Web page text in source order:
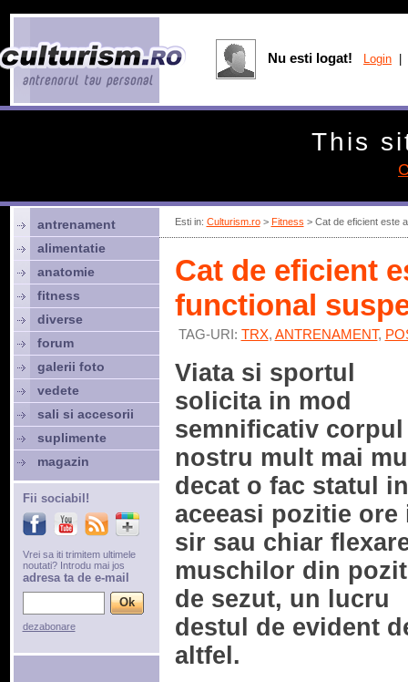
Esti in: Culturism.ro> Fitness > Cat de eficient este
Cat de eficient
functional
TAG-URI: TRX, ANTRENAMENT,
Viata si sportul
solicita in mod
semnificativ corpul
nostru mult mai
decat o fac statul in
aceeasi pozitie ore
sir sau chiar
muschilor din
de sezut, un lucru
destul de evident
altfel.
antrenament
alimentatie
anatomie
fitness
diverse
forum
galerii foto
vedete
sali si accesorii
suplimente
magazin
Fii sociabil!
Vrei sa iti trimitem ultimele
noutati? Introdu mai jos
adresa ta de e-mail
dezabonare
Nu esti logat! Login
This